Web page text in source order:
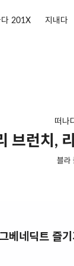
다 201X 지내다
떠나
브런치,
블라
베네딕트 즐기